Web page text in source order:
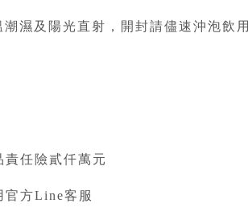
濕及陽光直射，開封請儘速沖泡飲用
任險貳仟萬元
官方Line客服